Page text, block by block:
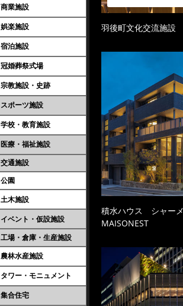
商業施設
娯楽施設
宿泊施設
冠婚葬祭式場
宗教施設・史跡
スポーツ施設
学校・教育施設
医療・福祉施設
交通施設
公園
土木施設
イベント・仮設施設
工場・倉庫・生産施設
農林水産施設
タワー・モニュメント
集合住宅
羽後町文化交流施設
積水ハウス シャー
MAISONEST